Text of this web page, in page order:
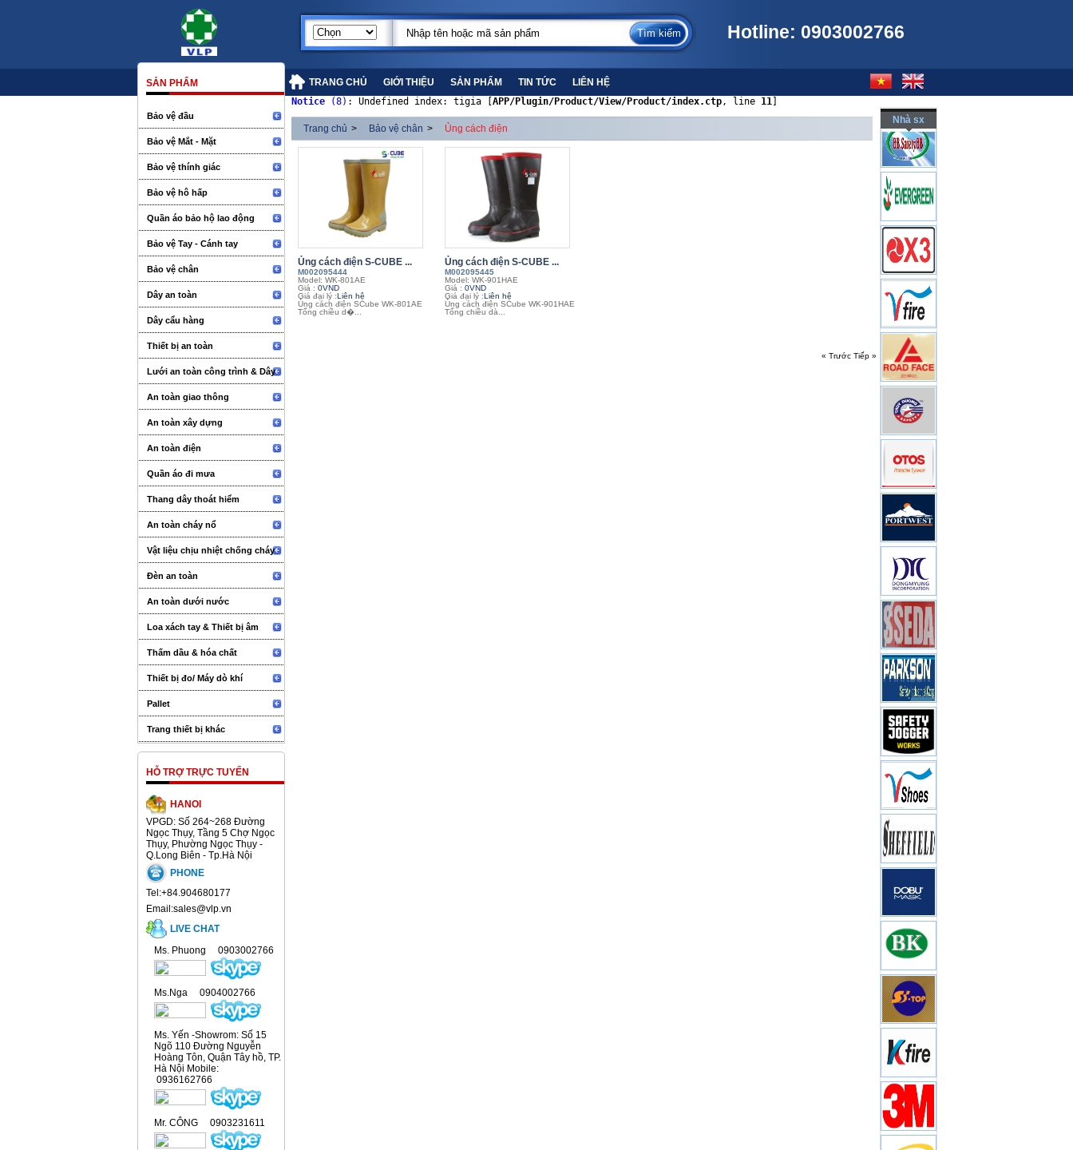
Hotline: 0903002766
TRANG CHỦ GIỚI THIỆU SẢN PHẨM TIN TỨC LIÊN HỆ
SẢN PHẨM
Bảo vệ đầu
Bảo vệ Mắt - Mặt
Bảo vệ thính giác
Bảo vệ hô hấp
Quần áo bảo hộ lao động
Bảo vệ Tay - Cánh tay
Bảo vệ chân
Dây an toàn
Dây cẩu hàng
Thiết bị an toàn
Lưới an toàn công trình & Dây
An toàn giao thông
An toàn xây dựng
An toàn điện
Quần áo đi mưa
Thang dây thoát hiểm
An toàn cháy nổ
Vật liệu chịu nhiệt chống cháy
Đèn an toàn
An toàn dưới nước
Loa xách tay & Thiết bị âm
thanh sự kiện
Thấm dầu & hóa chất
Thiết bị đo/ Máy dò khí
Pallet
Trang thiết bị khác
HỖ TRỢ TRỰC TUYẾN
HANOI
VPGD: Số 264~268 Đường
Ngọc Thụy, Tầng 5 Chợ Ngọc
Thụy, Phường Ngọc Thụy -
Q.Long Biên - Tp.Hà Nội
PHONE
Tel:+84.904680177
Email:sales@vlp.vn
LIVE CHAT
Ms. Phuong 0903002766
Ms.Nga 0904002766
Ms. Yến -Showrom: Số 15
Ngõ 110 Đường Nguyễn
Hoàng Tôn, Quận Tây hồ, TP.
Hà Nội Mobile:
0936162766
Mr. CÔNG 0903231611
Notice (8) : Undefined index: tigia [ APP/Plugin/Product/View/Product/index.ctp, line 11
Trang chủ > Bảo vệ chân > Ủng cách điện
Ủng cách điện S-CUBE ...
M002095444
Model: WK-801AE
Giá : 0VND
Giá đại lý :Liên hệ
Ủng cách điện SCube WK-801AE
Tổng chiều d�...
Ủng cách điện S-CUBE ...
M002095445
Model: WK-901HAE
Giá : 0VND
Giá đại lý :Liên hệ
Ủng cách điện SCube WK-901HAE
Tổng chiều dà...
« Trước Tiếp »
Nhà sx